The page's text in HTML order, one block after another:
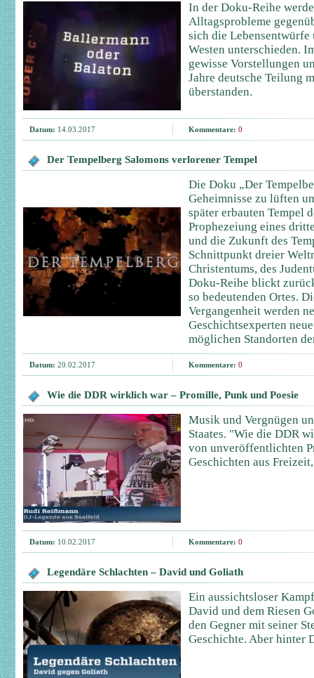
In der Doku-Reihe
Alltagsprobleme
sich die
Westen unterschieden.
gewisse Vorstellungen
Jahre deutsche Teilung
überstanden.
Datum: 14.03.2017 Kommentare: 0
Der Tempelberg Salomons verlorener Tempel
Die Doku „Der
Geheimnisse zu lüften
später erbauten Tempel
Prophezeiung eines
und die Zukunft des
Schnittpunkt dreier
Christentums, des
Doku-Reihe blickt
so bedeutenden Ortes.
Vergangenheit werden
Geschichtsexperten
möglichen Standorten
Datum: 20.02.2017 Kommentare: 0
Wie die DDR wirklich war – Promille, Punk und Poesie
Musik und Vergnügen
Staates. "Wie die DDR
von unveröffentlichten
Geschichten aus
Datum: 10.02.2017 Kommentare: 0
Legendäre Schlachten – David und Goliath
Ein aussichtsloser
David und dem Riesen
den Gegner mit seiner
Geschichte. Aber hinter